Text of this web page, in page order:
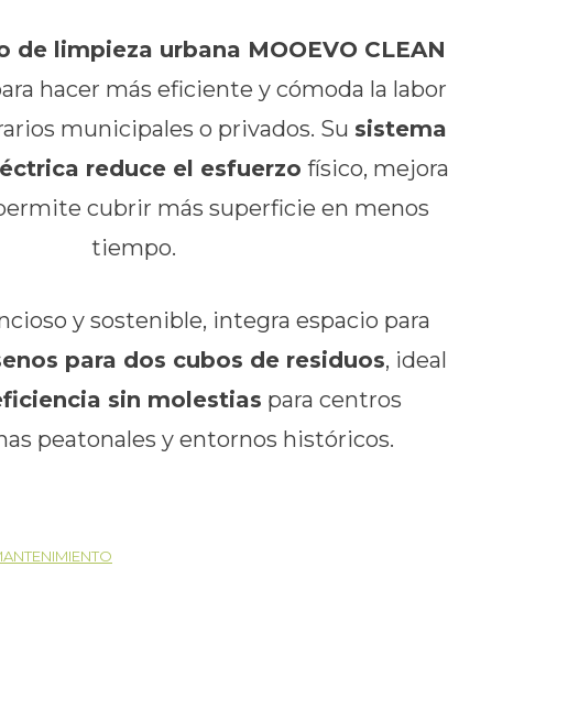
de limpieza urbana MOOEVO CLEAN
hacer más eficiente y cómoda la labor
municipales o privados. Su sistema
reduce el esfuerzo físico, mejora
cubrir más superficie en menos
tiempo.
y sostenible, integra espacio para
para dos cubos de residuos, ideal
sin molestias para centros
peatonales y entornos históricos.